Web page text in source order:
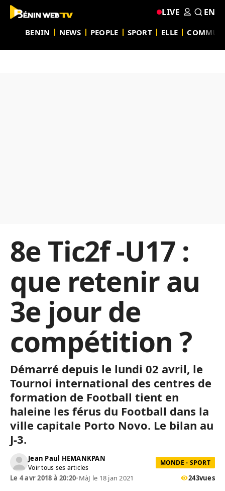
BENIN NEWS PEOPLE SPORT ELLE
LIVE EN
8e Tic2f -U17 :
que retenir au
3e jour de
compétition ?
Démarré depuis le lundi 02 avril, le
Tournoi international des centres de
formation de Football tient en
haleine les férus du Football dans la
ville capitale Porto Novo. Le bilan au
J-3.
Jean Paul HEMANKPAN
Voir tous ses articles
MONDE - SPORT
Le 4 avr 2018 à 20:20•MàJ le 18 jan 2021 243vues